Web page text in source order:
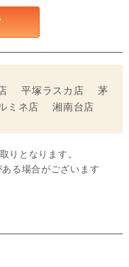
平塚ラスカ店 茅
ミネ店 湘南台店
りとなります。
る場合がございます